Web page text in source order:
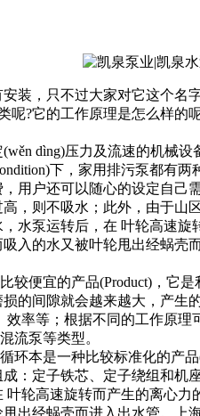
，只不过大家对它这个名
?它的工作原理是怎么样的
dìng)压力及流速的机械设
下，家用排污泵都有
用户还可以随心的设定自己
，则不吸水；此外，由于山
水泵运转后，在 叶轮高速
入的水又被叶轮甩出经蜗壳
便宜的产品(Product)，它
的间隙就会越来越大，产生
率等；根据不同的工作原
流泵等类型。
本是一种比较标准化的产品
：定子铁芯、定子绕组和机
轮高速旋转而产生的离心
出经蜗壳而进入出水管。